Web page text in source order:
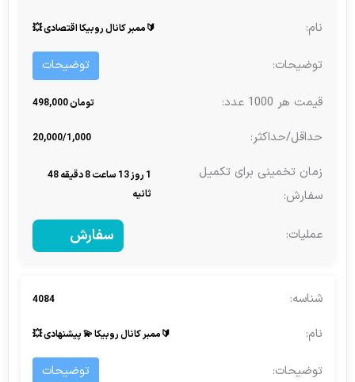
🔰ممبر کانال روبیکا اقتصادی 💥
توضیحات
تومان 498,000
20,000/1,000
1 روز 13 ساعت 8 دقیقه 48
ثانیه
سفارش
4084
🔰ممبر کانال روبیکا 💫 پیشنهادی 💥
توضیحات